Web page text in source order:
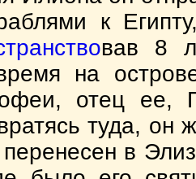
к
вав 8
на
отец ее,
туда,
в